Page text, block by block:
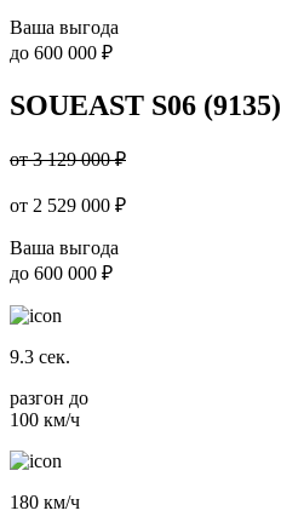
Ваша выгода
до 600 000 ₽
SOUEAST S06 (9135)
от 3 129 000 ₽
от 2 529 000 ₽
Ваша выгода
до 600 000 ₽
9.3 сек.
разгон до
100 км/ч
180 км/ч